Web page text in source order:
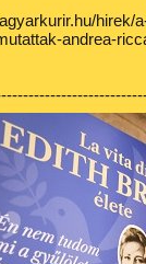
hirek/
andrea-